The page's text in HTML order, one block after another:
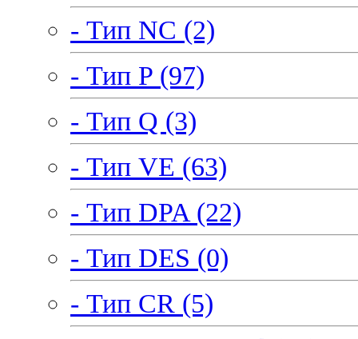
- Тип NC (2)
- Тип P (97)
- Тип Q (3)
- Тип VE (63)
- Тип DPA (22)
- Тип DES (0)
- Тип CR (5)